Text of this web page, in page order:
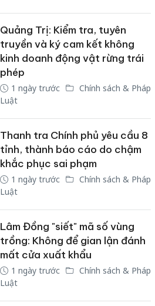
Quảng Trị: Kiểm tra, tuyên
truyền và ký cam kết không
kinh doanh động vật rừng trái
phép
1 ngày trước
Chính sách & Pháp
Luật
Thanh tra Chính phủ yêu cầu 8
tỉnh, thành báo cáo do chậm
khắc phục sai phạm
1 ngày trước
Chính sách & Pháp
Luật
Lâm Đồng "siết" mã số vùng
trồng: Không để gian lận đánh
mất cửa xuất khẩu
1 ngày trước
Chính sách & Pháp
Luật